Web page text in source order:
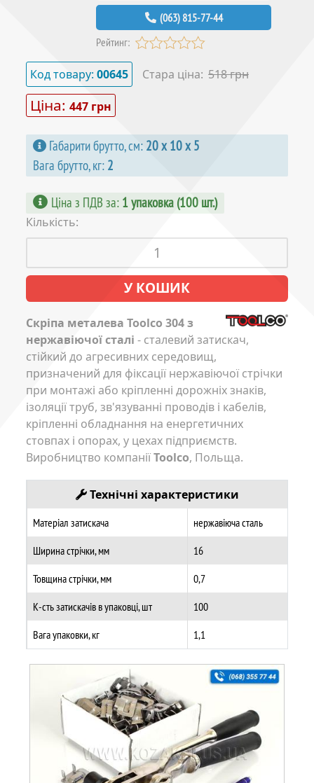
(063) 815-77-44
Рейтинг:
Код товару: 00645 Стара ціна: 518 грн
Ціна: 447 грн
Габарити брутто, см: 20 х 10 х 5
Вага брутто, кг: 2
Ціна з ПДВ за: 1 упаковка (100 шт.)
Кількість:
Скріпа металева Toolco 304 з
нержавіючої сталі - сталевий затискач,
стійкий до агресивних середовищ,
призначений для фіксації нержавіючої стрічки
при монтажі або кріпленні дорожніх знаків,
ізоляції труб, зв'язуванні проводів і кабелів,
кріпленні обладнання на енергетичних
стовпах і опорах, у цехах підприємств.
Виробництво компаніїToolco, Польща.
Технічні характеристики
Матеріал затискача
нержавіюча сталь
Ширина стрічки, мм
16
Товщина стрічки, мм
0,7
К-сть затискачів в упаковці, шт
100
Вага упаковки, кг
1,1